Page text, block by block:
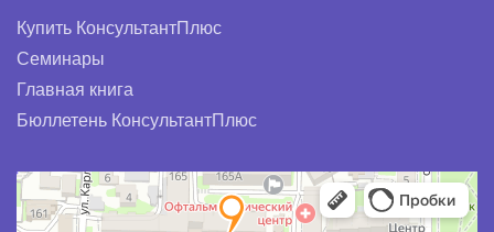
Купить КонсультантПлюс
Семинары
Главная книга
Бюллетень КонсультантПлюс